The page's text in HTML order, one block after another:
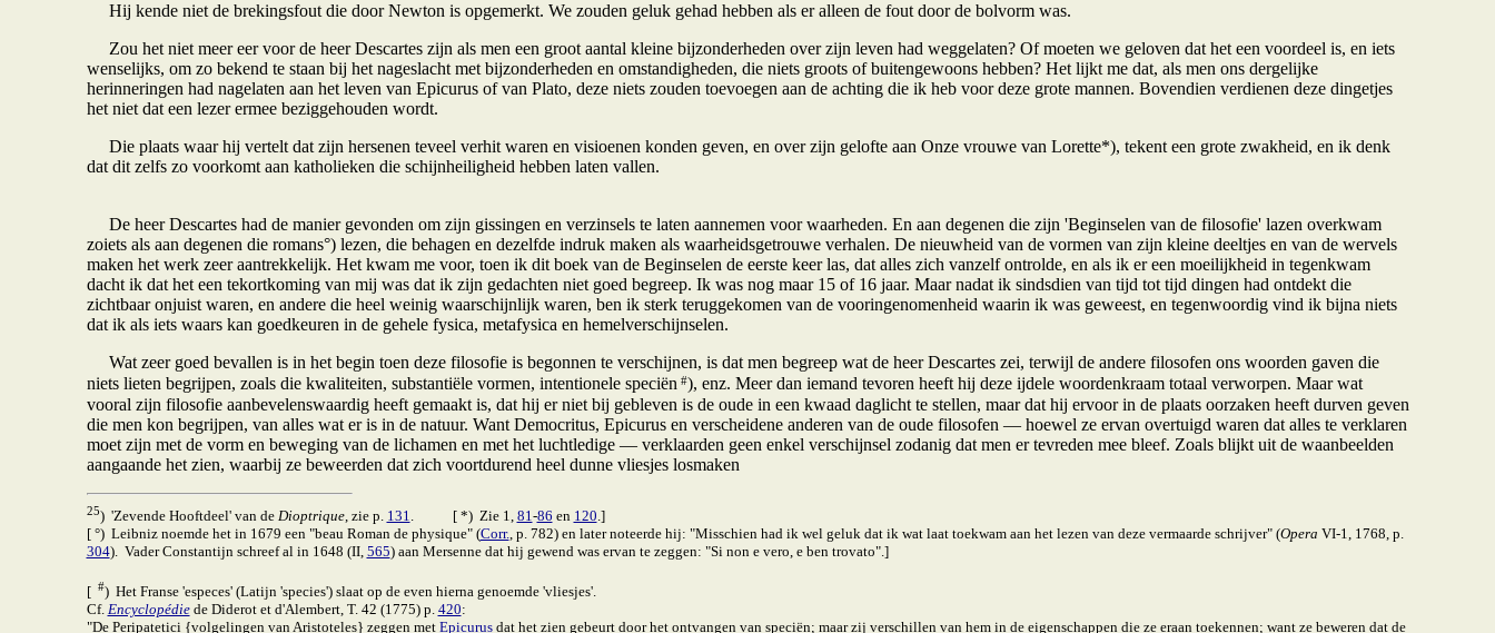
Hij kende niet de brekingsfout die door Newton is opgemerkt. We zouden geluk gehad hebben als er alleen de fout door de bolvorm was.
Zou het niet meer eer voor de heer Descartes zijn als men een groot aantal kleine bijzonderheden over zijn leven had weggelaten? Of moeten we geloven dat het een voordeel is, en iets
wenselijks, om zo bekend te staan bij het nageslacht met bijzonderheden en omstandigheden, die niets groots of buitengewoons hebben? Het lijkt me dat, als men ons dergelijke
herinneringen had nagelaten aan het leven van Epicurus of van Plato, deze niets zouden toevoegen aan de achting die ik heb voor deze grote mannen. Bovendien verdienen deze dingetjes
het niet dat een lezer ermee beziggehouden wordt.
Die plaats waar hij vertelt dat zijn hersenen teveel verhit waren en visioenen konden geven, en over zijn gelofte aan Onze vrouwe van Lorette*), tekent een grote zwakheid, en ik denk
dat dit zelfs zo voorkomt aan katholieken die schijnheiligheid hebben laten vallen.
De heer Descartes had de manier gevonden om zijn gissingen en verzinsels te laten aannemen voor waarheden. En aan degenen die zijn 'Beginselen van de filosofie' lazen overkwam
zoiets als aan degenen die romans°) lezen, die behagen en dezelfde indruk maken als waarheidsgetrouwe verhalen. De nieuwheid van de vormen van zijn kleine deeltjes en van de wervels
maken het werk zeer aantrekkelijk. Het kwam me voor, toen ik dit boek van de Beginselen de eerste keer las, dat alles zich vanzelf ontrolde, en als ik er een moeilijkheid in tegenkwam
dacht ik dat het een tekortkoming van mij was dat ik zijn gedachten niet goed begreep. Ik was nog maar 15 of 16 jaar. Maar nadat ik sindsdien van tijd tot tijd dingen had ontdekt die
zichtbaar onjuist waren, en andere die heel weinig waarschijnlijk waren, ben ik sterk teruggekomen van de vooringenomenheid waarin ik was geweest, en tegenwoordig vind ik bijna niets
dat ik als iets waars kan goedkeuren in de gehele fysica, metafysica en hemelverschijnselen.
Wat zeer goed bevallen is in het begin toen deze filosofie is begonnen te verschijnen, is dat men begreep wat de heer Descartes zei, terwijl de andere filosofen ons woorden gaven die
niets lieten begrijpen, zoals die kwaliteiten, substantiële vormen, intentionele speciën #), enz. Meer dan iemand tevoren heeft hij deze ijdele woordenkraam totaal verworpen. Maar wat
vooral zijn filosofie aanbevelenswaardig heeft gemaakt is, dat hij er niet bij gebleven is de oude in een kwaad daglicht te stellen, maar dat hij ervoor in de plaats oorzaken heeft durven geven
die men kon begrijpen, van alles wat er is in de natuur. Want Democritus, Epicurus en verscheidene anderen van de oude filosofen — hoewel ze ervan overtuigd waren dat alles te verklaren
moet zijn met de vorm en beweging van de lichamen en met het luchtledige — verklaarden geen enkel verschijnsel zodanig dat men er tevreden mee bleef. Zoals blijkt uit de waanbeelden
aangaande het zien, waarbij ze beweerden dat zich voortdurend heel dunne vliesjes losmaken
25) 'Zevende Hooftdeel' van de Dioptrique, zie p. 131. [ *) Zie 1, 81-86 en 120.]
[ °) Leibniz noemde het in 1679 een "beau Roman de physique" (Corr., p. 782) en later noteerde hij: "Misschien had ik wel geluk dat ik wat laat toekwam aan het lezen van deze vermaarde schrijver" (Opera VI-1, 1768, p.
304). Vader Constantijn schreef al in 1648 (II, 565) aan Mersenne dat hij gewend was ervan te zeggen: "Si non e vero, e ben trovato".]
[ #) Het Franse 'especes' (Latijn 'species') slaat op de even hierna genoemde 'vliesjes'.
Cf. Encyclopédiede Diderot et d'Alembert, T. 42 (1775) p. 420:
"De Peripatetici {volgelingen van Aristoteles} zeggen met Epicurusdat het zien gebeurt door het ontvangen van speciën; maar zij verschillen van hem in de eigenschappen die ze eraan toekennen; want ze beweren dat de